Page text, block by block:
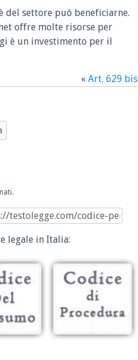
del settore può beneficiarne.
offre molte risorse per
è un investimento per il
« Art. 629 bis
legale in Italia: